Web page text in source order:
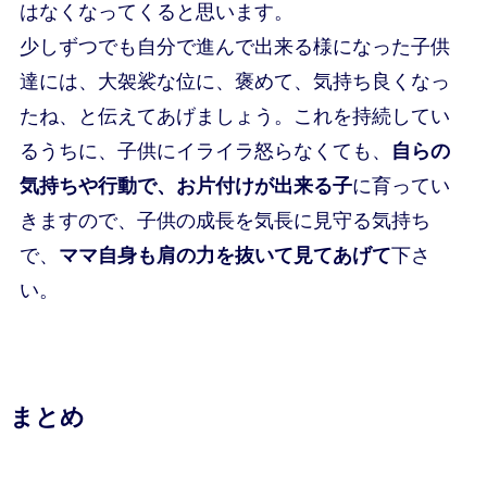
はなくなってくると思います。
少しずつでも自分で進んで出来る様になった子供
達には、大袈裟な位に、褒めて、気持ち良くなっ
たね、と伝えてあげましょう。これを持続してい
るうちに、子供にイライラ怒らなくても、
自らの
気持ちや行動で、お片付けが出来る子に育ってい
きますので、子供の成長を気長に見守る気持ち
で、 ママ自身も肩の力を抜いて見てあげて下さ
い。
まとめ